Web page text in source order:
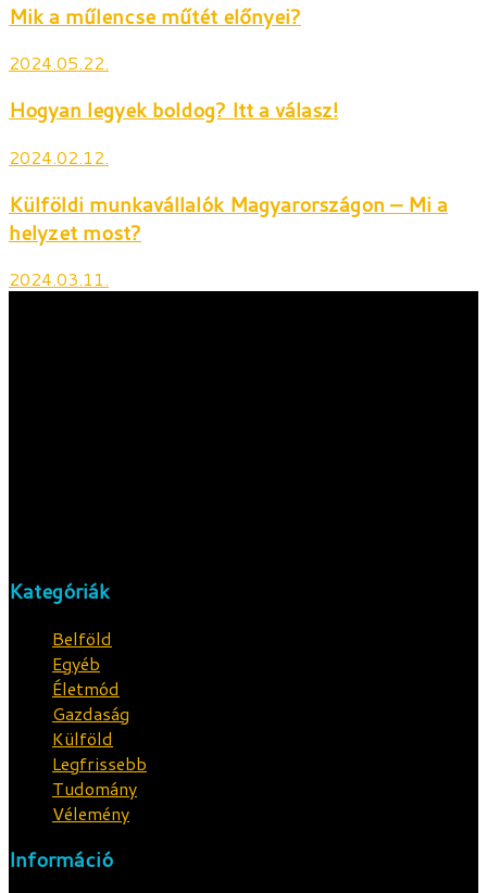
Mik a műlencse műtét előnyei?
2024.05.22.
Hogyan legyek boldog? Itt a válasz!
2024.02.12.
Külföldi munkavállalók Magyarországon – Mi a
helyzet most?
2024.03.11.
Kategóriák
Belföld
Egyéb
Életmód
Gazdaság
Külföld
Legfrissebb
Tudomány
Vélemény
Információ